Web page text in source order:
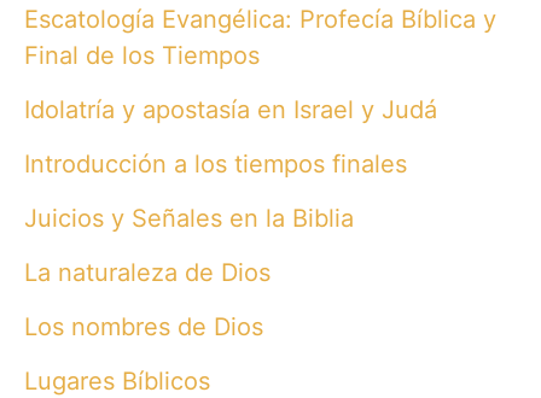
Escatología Evangélica: Profecía Bíblica y
Final de los Tiempos
Idolatría y apostasía en Israel y Judá
Introducción a los tiempos finales
Juicios y Señales en la Biblia
La naturaleza de Dios
Los nombres de Dios
Lugares Bíblicos